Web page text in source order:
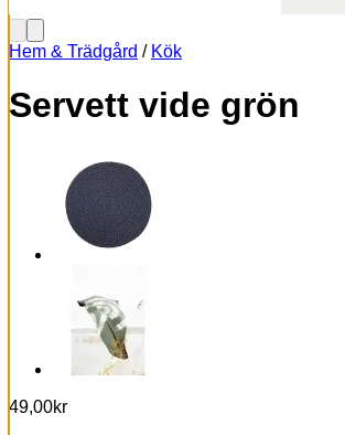
Hem & Trädgård / Kök
Servett vide grön
49,00kr